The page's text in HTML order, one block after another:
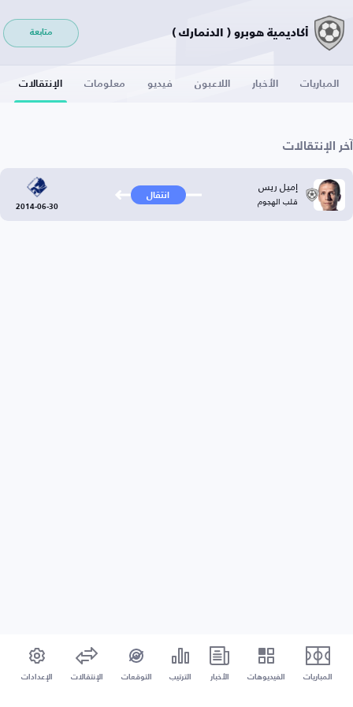
أكاديمية هوبرو ( الدنمارك ) متابعة
المباريات الأخبار اللاعبون فيديو معلومات الإنتقالات
آخر الإنتقالات
إميل ريس
قلب الهجوم انتقال
2014-06-30
المباريات الفيديوهات الأخبار الترتيب التوقعات الإنتقالات الإعدادات